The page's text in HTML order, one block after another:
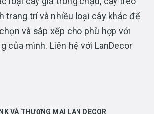
trang trí và nhiều loại cây khác để
và sắp xếp cho phù hợp với
của mình. Liên hệ với LanDecor
VÀ THƯƠNG MẠI LAN DECOR